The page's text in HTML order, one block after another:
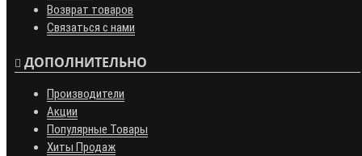
Возврат товаров
Связаться с нами
ДОПОЛНИТЕЛЬНО
Производители
Акции
Популярные Товары
Хиты Продаж